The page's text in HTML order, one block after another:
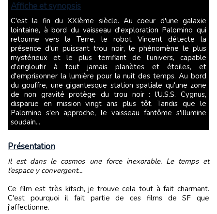
Affiche et synopsis
C'est la fin du XXIème siècle. Au coeur d'une galaxie
lointaine, à bord du vaisseau d'exploration Palomino qui
retourne vers la Terre, le robot Vincent détecte la
présence d'un puissant trou noir, le phénomène le plus
mystérieux et le plus terrifiant de l'univers, capable
d'engloutir à tout jamais planètes et étoiles, et
d'emprisonner la lumière pour la nuit des temps. Au bord
du gouffre, une gigantesque station spatiale qu'une zone
de non gravité protège du trou noir : l'U.S.S. Cygnus,
disparue en mission vingt ans plus tôt. Tandis que le
Palomino s'en approche, le vaisseau fantôme s'illumine
soudain...
Présentation
Il est dans le cosmos une force inexorable. Le temps et
l'espace y convergent...
Ce film est très kitsch, je trouve cela tout à fait charmant.
C'est pourquoi il fait partie de ces films de SF que
j'affectionne.